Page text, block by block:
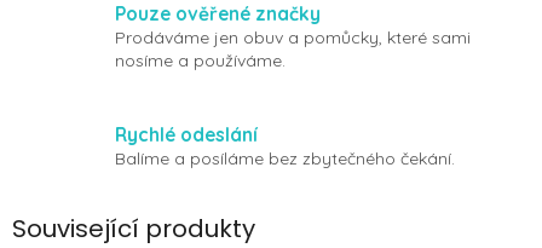
Pouze ověřené značky
Prodáváme jen obuv a pomůcky, které sami
nosíme a používáme.
Rychlé odeslání
Balíme a posíláme bez zbytečného čekání.
Související produkty